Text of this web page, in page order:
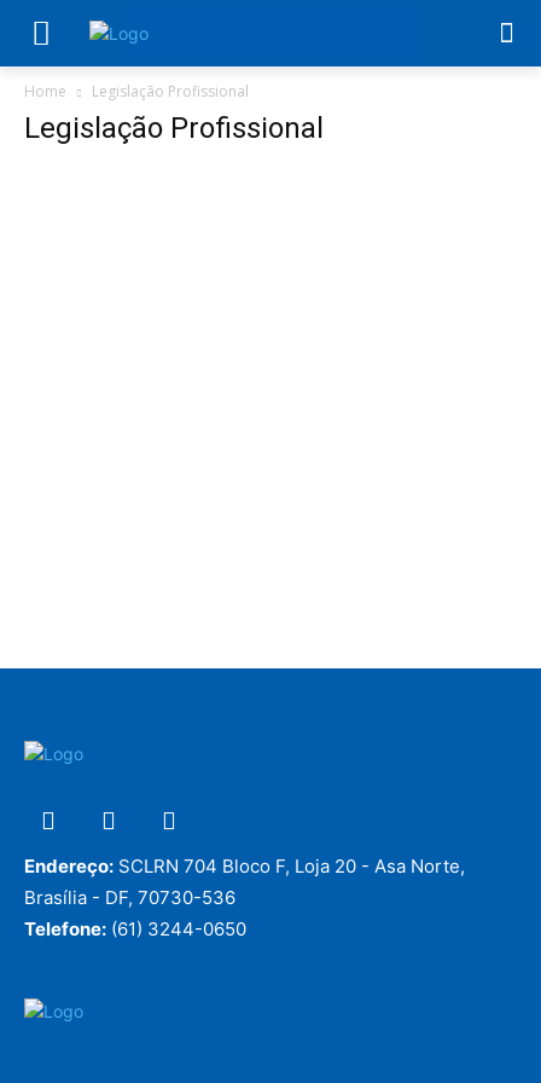
Home Legislação Profissional
Legislação Profissional
Endereço: SCLRN 704 Bloco F, Loja 20 - Asa Norte,
Brasília - DF, 70730-536
Telefone: (61) 3244-0650